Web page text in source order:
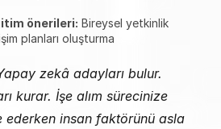
önerileri: Bireysel yetkinlik
planları oluşturma
zekâ adayları bulur.
kurar. İşe alım sürecinize
ederken insan faktörünü asla